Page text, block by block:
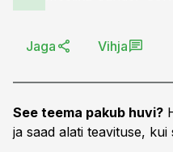
Jaga Vihja
See teema pakub huvi?
ja saad alati teavituse,